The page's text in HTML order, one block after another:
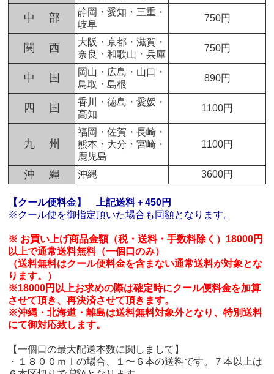
中 部
静岡・愛知・三重・
岐阜
750円
関 西
大阪・京都・滋賀・
奈良・和歌山・兵庫
750円
中 国
岡山・広島・山口・
鳥取・島根
890円
四 国
香川・徳島・愛媛・
高知
1100円
九 州
福岡・佐賀・長崎・
熊本・大分・宮崎・
鹿児島
1100円
沖 縄 沖縄 3600円
【クール便料金】
上記送料＋450円
※クール便を御指定頂いた場合も同額となります。
※ お買い上げ商品金額（税・送料・手数料除く）18000円
以上で通常送料無料（一個口のみ）
（送料無料はクール便料金を含まない通常送料が対象とな
ります。）
※18000円以上お求めの際は確定時にクール便料金を加算
させて頂き、再決済させて頂きます。
※沖縄・北海道・離島は送料無料対象外となり、特別送料
にて御対応致します。
【一個口の最大配送本数に関しまして】
・１８００ｍｌの場合、１〜６本の送料です。７本以上は